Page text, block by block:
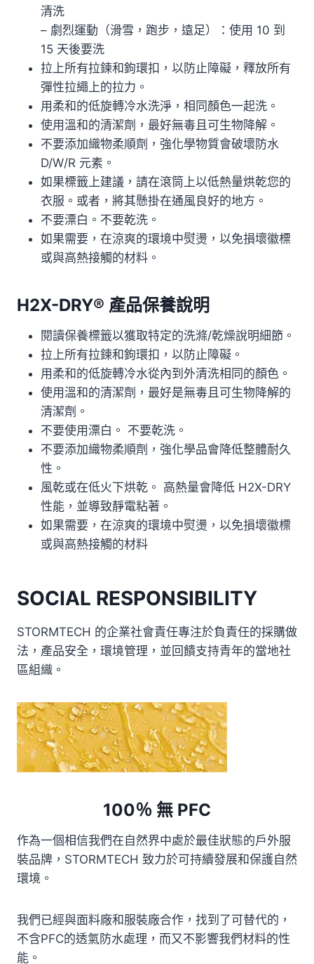
清洗
– 劇烈運動（滑雪，跑步，遠足）：使用 10 到
15 天後要洗
拉上所有拉鍊和鉤環扣，以防止障礙，釋放所有
彈性拉繩上的拉力。
用柔和的低旋轉冷水洗淨，相同顏色一起洗。
使用溫和的清潔劑，最好無毒且可生物降解。
不要添加織物柔順劑，強化學物質會破壞防水
D/W/R 元素。
如果標籤上建議，請在滾筒上以低熱量烘乾您的
衣服。或者，將其懸掛在通風良好的地方。
不要漂白。不要乾洗。
如果需要，在涼爽的環境中熨燙，以免損壞徽標
或與高熱接觸的材料。
H2X-DRY® 產品保養說明
閱讀保養標籤以獲取特定的洗滌/乾燥說明細節。
拉上所有拉鍊和鉤環扣，以防止障礙。
用柔和的低旋轉冷水從內到外清洗相同的顏色。
使用溫和的清潔劑，最好是無毒且可生物降解的
清潔劑。
不要使用漂白。 不要乾洗。
不要添加織物柔順劑，強化學品會降低整體耐久
性。
風乾或在低火下烘乾。 高熱量會降低 H2X-DRY
性能，並導致靜電粘著。
如果需要，在涼爽的環境中熨燙，以免損壞徽標
或與高熱接觸的材料
SOCIAL RESPONSIBILITY
STORMTECH 的企業社會責任專注於負責任的採購做
法，產品安全，環境管理，並回饋支持青年的當地社
區組織。
100％ 無 PFC
作為一個相信我們在自然界中處於最佳狀態的戶外服
裝品牌，STORMTECH 致力於可持續發展和保護自然
環境。
我們已經與面料廠和服裝廠合作，找到了可替代的，
不含PFC的透氣防水處理，而又不影響我們材料的性
能。